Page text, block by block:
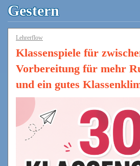
Gestern
Lehrerflow
Klassenspiele für
Vorbereitung für mehr
und ein gutes